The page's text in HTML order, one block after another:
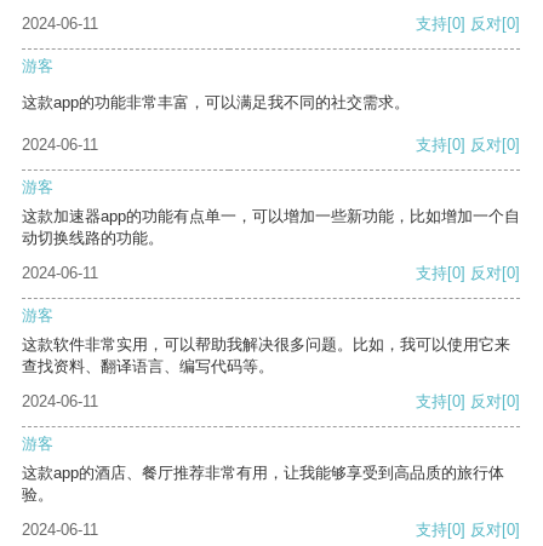
2024-06-11
支持[0] 反对[0]
游客
这款app的功能非常丰富，可以满足我不同的社交需求。
2024-06-11 支持[0] 反对[0]
游客
这款加速器app的功能有点单一，可以增加一些新功能，比如增加一个自
动切换线路的功能。
2024-06-11
支持[0] 反对[0]
游客
这款软件非常实用，可以帮助我解决很多问题。比如，我可以使用它来
查找资料、翻译语言、编写代码等。
2024-06-11
支持[0] 反对[0]
游客
这款app的酒店、餐厅推荐非常有用，让我能够享受到高品质的旅行体
验。
2024-06-11
支持[0] 反对[0]